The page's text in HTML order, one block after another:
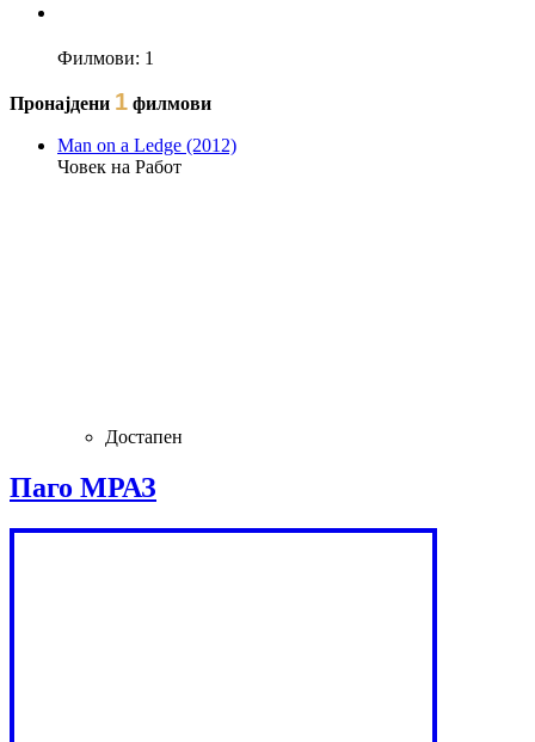
Филмови: 1
Пронајдени 1 филмови
Man on a Ledge (2012)
Човек на Работ
Достапен
Паго МРАЗ